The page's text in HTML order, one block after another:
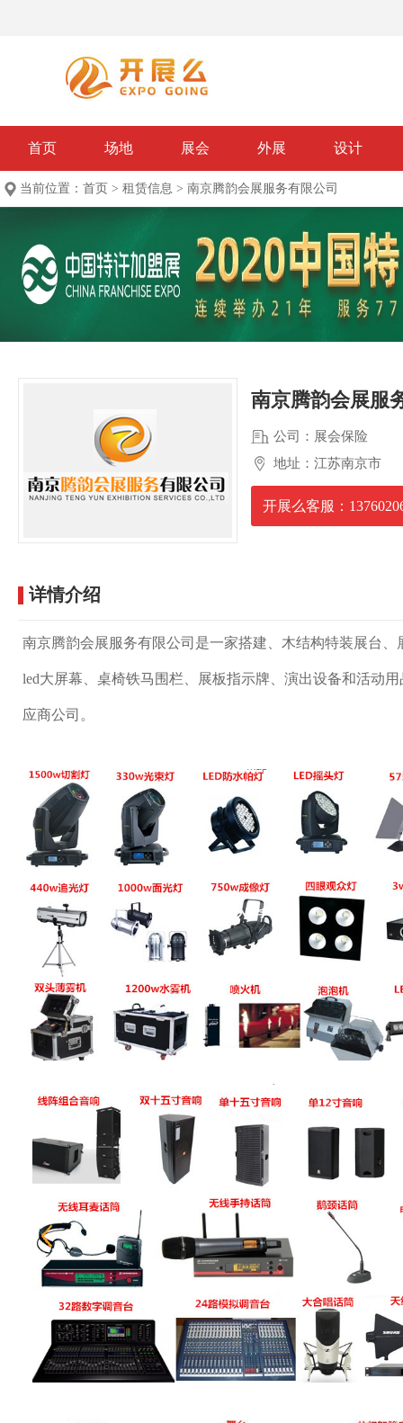
首页 场地 展会 外展 设计
当前位置： 首页 > 租赁信息 > 南京腾韵会展服务有限公司
南京腾韵会展服
公司：展会保险
地址：江苏南京市
开展么客服：
详情介绍
南京腾韵会展服务有限公司是一家搭建、木结构特装展台
led大屏幕、桌椅铁马围栏、展板指示牌、演出设备和活动
应商公司。